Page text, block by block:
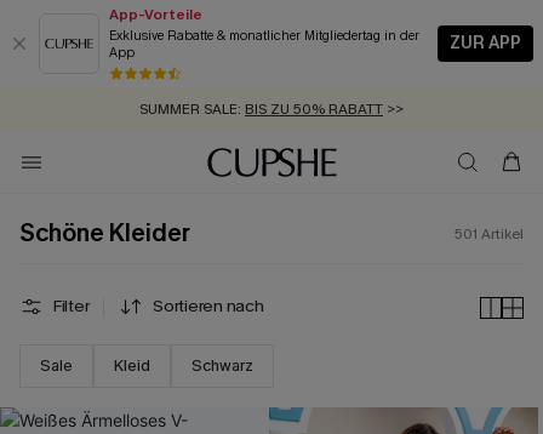
App-Vorteile
Exklusive Rabatte & monatlicher Mitgliedertag in der
App
ZUR APP
GRATIS MASSBAND MIT JEDEM SCHNELLVERSAND-ARTIKEL >>
SUMMER SALE:
ZUM NEWSLETTER:BIS ZU -20% EXTRA ERHALTEN
KOSTENLOSER VERSAND AB 89 €
Schöne Kleider 501 Artikel
Filter Sortieren nach
Sale Kleid Schwarz